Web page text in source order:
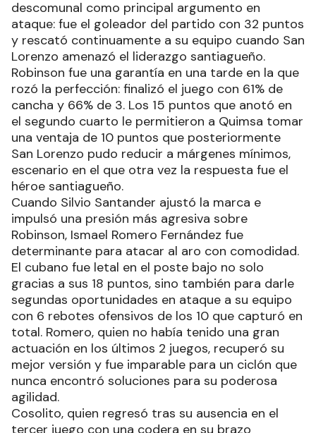
descomunal como principal argumento en
ataque: fue el goleador del partido con 32 puntos
y rescató continuamente a su equipo cuando San
Lorenzo amenazó el liderazgo santiagueño.
Robinson fue una garantía en una tarde en la que
rozó la perfección: finalizó el juego con 61% de
cancha y 66% de 3. Los 15 puntos que anotó en
el segundo cuarto le permitieron a Quimsa tomar
una ventaja de 10 puntos que posteriormente
San Lorenzo pudo reducir a márgenes mínimos,
escenario en el que otra vez la respuesta fue el
héroe santiagueño.
Cuando Silvio Santander ajustó la marca e
impulsó una presión más agresiva sobre
Robinson, Ismael Romero Fernández fue
determinante para atacar al aro con comodidad.
El cubano fue letal en el poste bajo no solo
gracias a sus 18 puntos, sino también para darle
segundas oportunidades en ataque a su equipo
con 6 rebotes ofensivos de los 10 que capturó en
total. Romero, quien no había tenido una gran
actuación en los últimos 2 juegos, recuperó su
mejor versión y fue imparable para un ciclón que
nunca encontró soluciones para su poderosa
agilidad.
Cosolito, quien regresó tras su ausencia en el